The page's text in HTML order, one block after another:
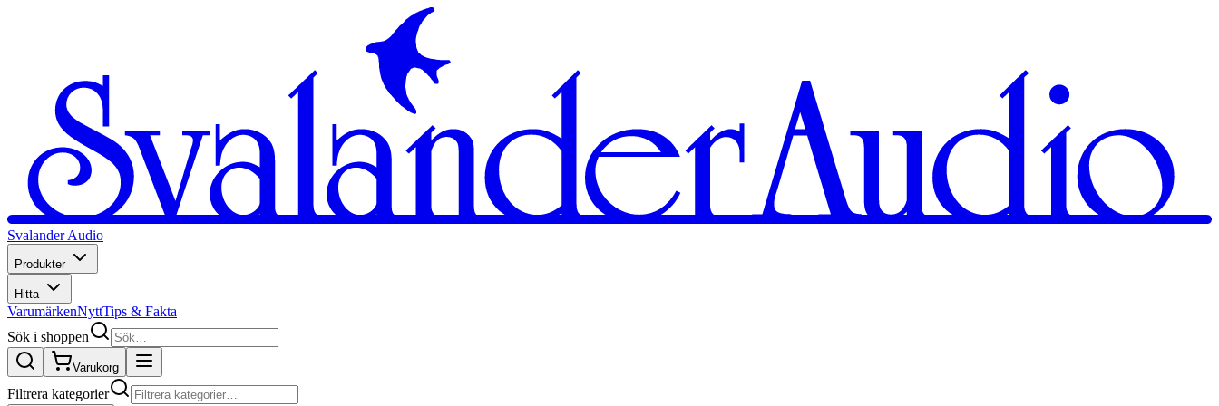
Svalander Audio
Produkter
Hitta
VarumärkenNyttTips & Fakta
Sök i shoppen
Varukorg
Filtrera kategorier